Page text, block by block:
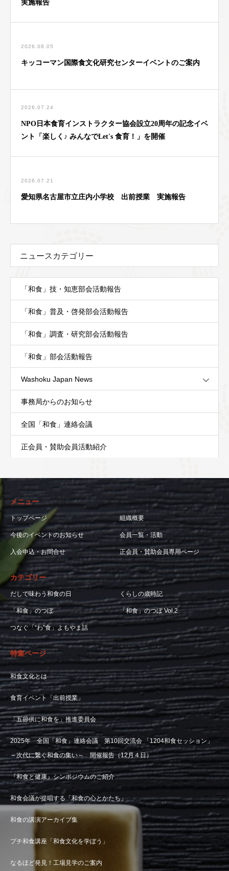
実施報告
2026.08.05
キッコーマン国際食文化研究センターイベントのご案内
2026.07.24
NPO日本食育インストラクター協会設立20周年の記念イベ
ント「楽しく♪ みんなでLet's 食育！」を開催
2026.07.21
愛知県名古屋市立庄内小学校 出前授業 実施報告
ニュースカテゴリー
「和食」技・知恵部会活動報告
「和食」普及・啓発部会活動報告
「和食」調査・研究部会活動報告
「和食」部会活動報告
Washoku Japan News
事務局からのお知らせ
全国「和食」連絡会議
正会員・賛助会員活動紹介
メニュー
トップページ 組織概要
今後のイベントのお知らせ 会員一覧・活動
入会申込・お問合せ 正会員・賛助会員専用ページ
カテゴリー
だしで味わう和食の日 くらしの歳時記
「和食」のつぼ 「和食」のつぼ Vol.2
つなぐ「“わ”食」よもやま話
特集ページ
和食文化とは
食育イベント「出前授業」
「五節供に和食を」推進委員会
2025年 全国「和食」連絡会議 第10回交流会 「1204和食セッション」
～次代に繋ぐ和食の集い～ 開催報告（12月４日）
『和食と健康』シンポジウムのご紹介
和食会議が提唱する「和食の心とかたち」
和食の講演アーカイブ集
プチ和食講座「和食文化を学ぼう」
なるほど発見！工場見学のご案内